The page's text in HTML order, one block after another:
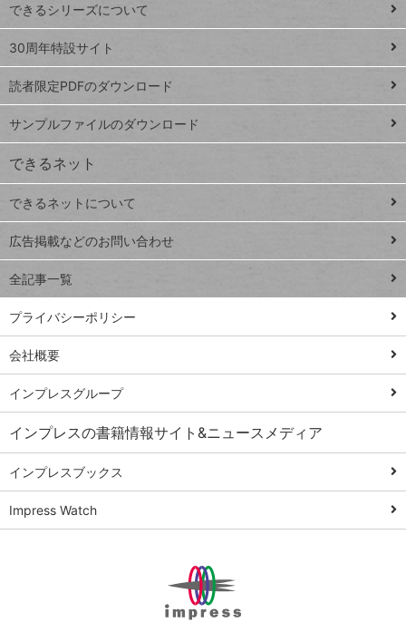
Google
スプレ
ッドシ
ート
iPhone
VLOOKUP
close
閉じ
る
ト
ッ
プ
ペ
ジ
連載
Excel Q&A
トイアンナ流仕
事術
PowerAutomate
ではじめる業務
の完全自動化
AI議事録作成術
Windows 11
Q&A
Teams踏み込み
活用術
Excel講師の仕事
術
できるシリーズについて
30周年特設サイト
読者限定PDFのダウンロード
サンプルファイルのダウンロード
できるネット
できるネットについて
広告掲載などのお問い合わせ
全記事一覧
プライバシーポリシー
会社概要
インプレスグループ
インプレスの書籍情報サイト&ニュースメディア
インプレスブックス
Impress Watch